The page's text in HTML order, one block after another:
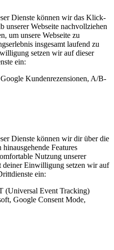
Dienste können wir das Klick-
unserer Webseite nachvollziehen
um unsere Webseite zu
insgesamt laufend zu
setzen wir auf dieser
ein:
Kundenrezensionen, A/B-
Dienste können wir dir über die
Features
Nutzung unserer
deiner Einwilligung setzen wir auf
ein:
(Universal Event Tracking)
Google Consent Mode,